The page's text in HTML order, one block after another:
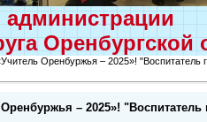
администрации
Оренбургской
Оренбуржья – 2025»! "Воспитатель
– 2025»! "Воспитатель